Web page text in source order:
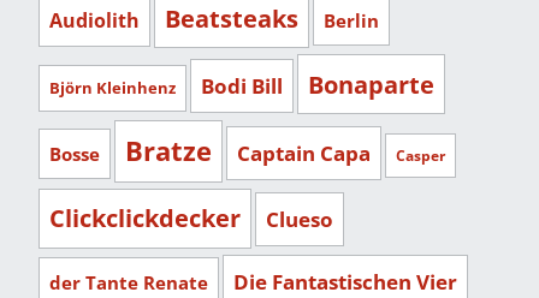
Audiolith Beatsteaks Berlin
Björn Kleinhenz Bodi Bill Bonaparte
Bosse Bratze Captain Capa Casper
Clickclickdecker Clueso
der Tante Renate Die Fantastischen Vier